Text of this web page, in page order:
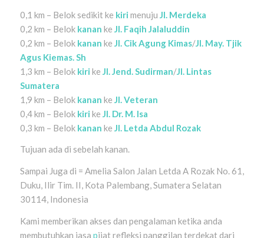
0,1 km – Belok sedikit ke kiri menuju Jl. Merdeka
0,2 km – Belok kanan ke Jl. Faqih Jalaluddin
0,2 km – Belok kanan ke Jl. Cik Agung Kimas/Jl. May. Tjik
Agus Kiemas. Sh
1,3 km – Belok kiri ke Jl. Jend. Sudirman/Jl. Lintas
Sumatera
1,9 km – Belok kanan ke Jl. Veteran
0,4 km – Belok kiri ke Jl. Dr. M. Isa
0,3 km – Belok kanan ke Jl. Letda Abdul Rozak
Tujuan ada di sebelah kanan.
Sampai Juga di = Amelia Salon Jalan Letda A Rozak No. 61,
Duku, Ilir Tim. II, Kota Palembang, Sumatera Selatan
30114, Indonesia
Kami memberikan akses dan pengalaman ketika anda
membutuhkan jasa pijat refleksi panggilan terdekat dari